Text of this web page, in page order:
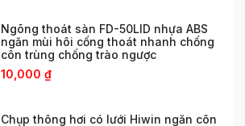
Ngõng thoát sàn FD-50LID nhựa ABS
ngăn mùi hôi cống thoát nhanh chống
côn trùng chống trào ngược
10,000 ₫
Chụp thông hơi có lưới Hiwin ngăn côn